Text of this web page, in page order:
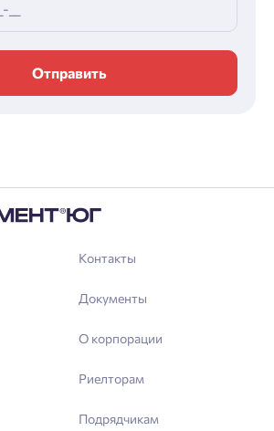
Отправить
Контакты
Документы
О корпорации
Риелторам
Подрядчикам